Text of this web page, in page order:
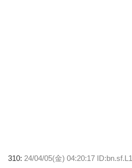
310: 24/04/05(金) 04:20:17 ID:bn.sf.L1